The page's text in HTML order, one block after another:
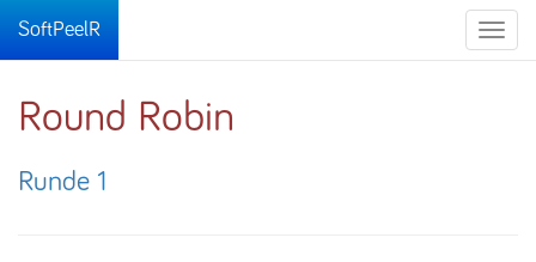
Toggle
SoftPeelR
Round Robin
Runde 1